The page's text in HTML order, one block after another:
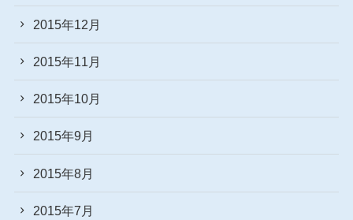
2015年12月
2015年11月
2015年10月
2015年9月
2015年8月
2015年7月